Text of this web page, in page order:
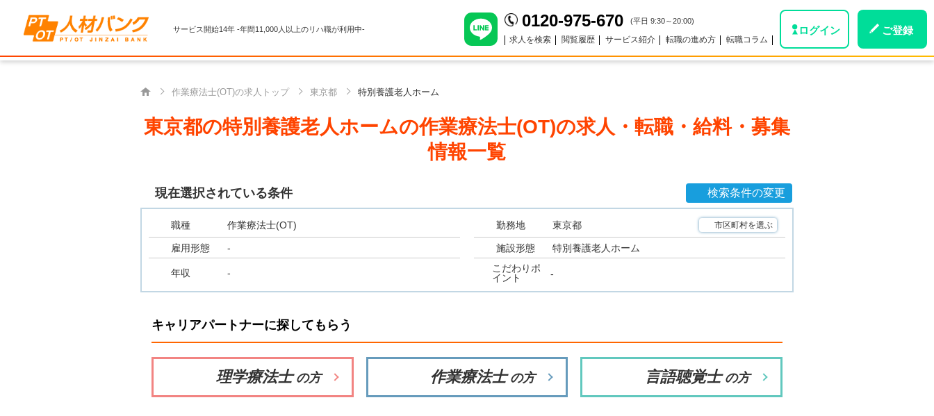
サービス開始14年 -年間11,000人以上のリハ職が利用中- 0120-975-670 (平日 9:30～20:00)
求人を検索 閲覧履歴 サービス紹介 転職の進め方 転職コラム
ログイン ご登録
作業療法士(OT)の求人トップ 東京都 特別養護老人ホーム
東京都の特別養護老人ホームの作業療法士(OT)の求人・転職・給料・募集
情報一覧
現在選択されている条件 検索条件の変更
職種 作業療法士(OT) 勤務地 東京都 市区町村を選ぶ
雇用形態 - 施設形態 特別養護老人ホーム
年収 -
こだわりポ
イント
-
キャリアパートナーに探してもらう
理学療法士 の方 作業療法士 の方 言語聴覚士 の方